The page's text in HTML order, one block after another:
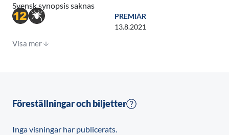
Svensk synopsis saknas
PREMIÄR
13.8.2021
Visa mer
Föreställningar och biljetter
Inga visningar har publicerats.